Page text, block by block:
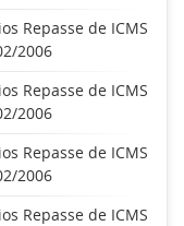
Repasse de ICMS
2006
Repasse de ICMS
2006
Repasse de ICMS
2006
Repasse de ICMS